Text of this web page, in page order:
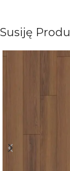
Susiję